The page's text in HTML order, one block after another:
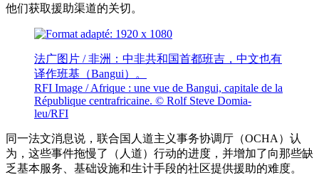
他们获取援助渠道的关切。
法广图片 / 非洲：中非共和国首都班吉，中文也有
译作班基（Bangui）。
RFI Image / Afrique : une vue de Bangui, capitale de la
République centrafricaine. © Rolf Steve Domia-
leu/RFI
同一法文消息说，联合国人道主义事务协调厅（OCHA）认
为，这些事件拖慢了（人道）行动的进度，并增加了向那些缺
乏基本服务、基础设施和生计手段的社区提供援助的难度。